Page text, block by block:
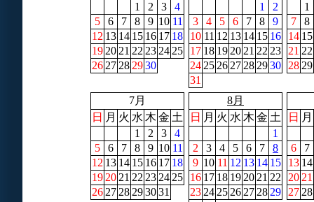
1
2 3
4
5
6 7 8 9 10 11
12 13 14 15 16 17 18
19 20 21 22 23 24 25
26 27 28 2930
1
2
3
4 5 6 7 8
9
10 11 12 13 14 15 16
17 18 19 20 21 22 23
24 25 26 27 28 2930
31
1
7
8
14 15
21 22
28 29
7月
日 月 火 水 木 金 土
1
2 3
4
5
6 7 8 9 10 11
12 13 14 15 16 17 18
19 20 21 22 23 24 25
26 27 28 293031
8月
日 月 火 水 木 金 土
1
2
3 4 5 6 7
8
9 10 11 12 13 14 15
16 17 18 19 20 21 22
23 24 25 26 27 28 29
日 月
6
7
13 14
20 21
27 28